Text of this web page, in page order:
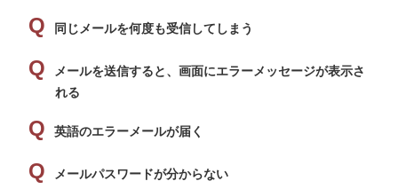
同じメールを何度も受信してしまう
メールを送信すると、画面にエラーメッセージが表示さ
れる
英語のエラーメールが届く
メールパスワードが分からない